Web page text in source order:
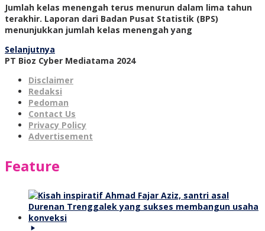
Jumlah kelas menengah terus menurun dalam lima tahun
terakhir. Laporan dari Badan Pusat Statistik (BPS)
menunjukkan jumlah kelas menengah yang
Selanjutnya
PT Bioz Cyber Mediatama 2024
Disclaimer
Redaksi
Pedoman
Contact Us
Privacy Policy
Advertisement
Feature